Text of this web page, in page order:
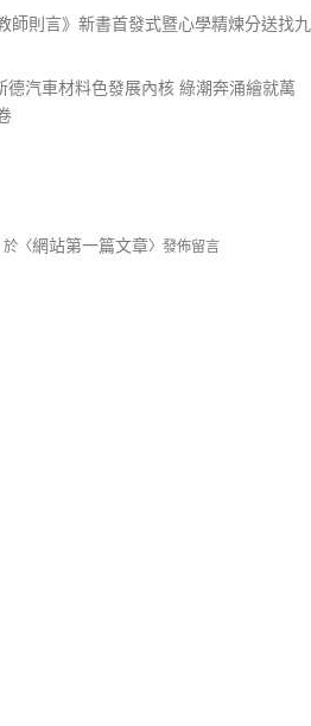
師則言》新書首發式暨心學精煉分送找九
德汽車材料色發展內核 綠潮奔涌繪就萬
於〈網站第一篇文章〉發佈留言